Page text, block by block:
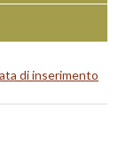
di inserimento